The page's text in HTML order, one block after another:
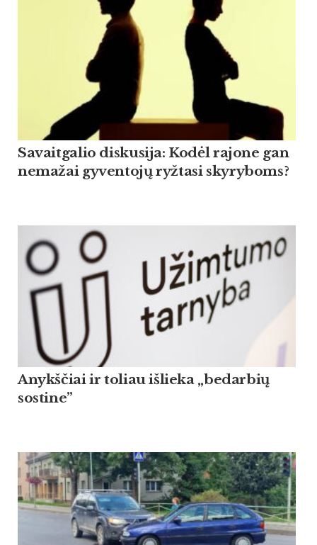
Savaitgalio diskusija: Kodėl rajone gan
nemažai gyventojų ryžtasi skyryboms?
Anykščiai ir toliau išlieka „bedarbių
sostine”